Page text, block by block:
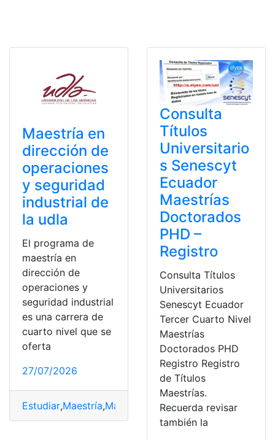
Maestría en
dirección de
operaciones
y seguridad
industrial de
la udla
El programa de
maestría en
dirección de
operaciones y
seguridad industrial
es una carrera de
cuarto nivel que se
oferta
27/07/2026
Estudiar,Maestría,Maestrías Ofertas,UDLA,Universidad
Consulta
Títulos
Universitario
s Senescyt
Ecuador
Maestrías
Doctorados
PHD –
Registro
Consulta Títulos
Universitarios
Senescyt Ecuador
Tercer Cuarto Nivel
Maestrías
Doctorados PHD
Registro Registro
de Títulos
Maestrías.
Recuerda revisar
también la